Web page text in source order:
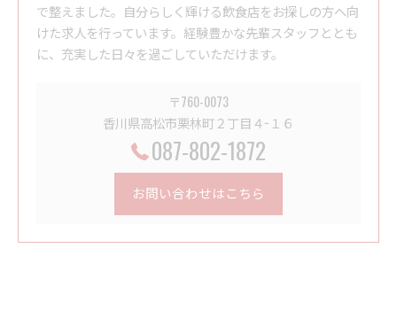
で整えました。自分らしく輝ける飲食店をお探しの方へ向
けた求人を行っています。経験豊かな先輩スタッフととも
に、充実した日々を過ごしていただけます。
〒760-0073
香川県高松市栗林町２丁目４−１６
087-802-1872
お問い合わせはこちら